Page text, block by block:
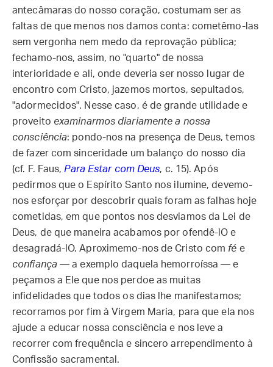
antecâmaras do nosso coração, costumam ser as
faltas de que menos nos damos conta: cometêmo-las
sem vergonha nem medo da reprovação pública;
fechamo-nos, assim, no "quarto" de nossa
interioridade e ali, onde deveria ser nosso lugar de
encontro com Cristo, jazemos mortos, sepultados,
"adormecidos". Nesse caso, é de grande utilidade e
proveito examinarmos diariamente a nossa
consciência: pondo-nos na presença de Deus, temos
de fazer com sinceridade um balanço do nosso dia
(cf. F. Faus, Para Estar com Deus, c. 15). Após
pedirmos que o Espírito Santo nos ilumine, devemo-
nos esforçar por descobrir quais foram as falhas hoje
cometidas, em que pontos nos desviamos da Lei de
Deus, de que maneira acabamos por ofendê-lO e
desagradá-lO. Aproximemo-nos de Cristo com fé e
confiança— a exemplo daquela hemorroíssa — e
peçamos a Ele que nos perdoe as muitas
infidelidades que todos os dias lhe manifestamos;
recorramos por fim à Virgem Maria, para que ela nos
ajude a educar nossa consciência e nos leve a
recorrer com frequência e sincero arrependimento à
Confissão sacramental.